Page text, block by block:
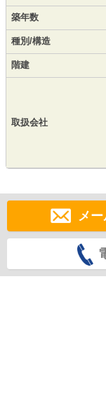
築年数
種別/構造
階建
取扱会社
メ